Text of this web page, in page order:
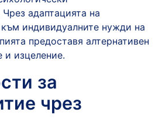
адаптацията на
индивидуалните нужди на
предоставя алтернативен
и изцеление.
за
чрез